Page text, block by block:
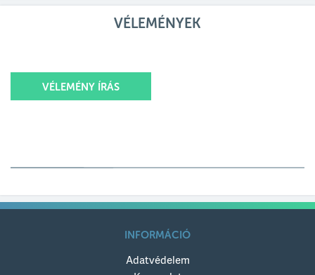
VÉLEMÉNYEK
VÉLEMÉNY ÍRÁS
Értékelésed címe
INFORMÁCIÓ
Adatvédelem